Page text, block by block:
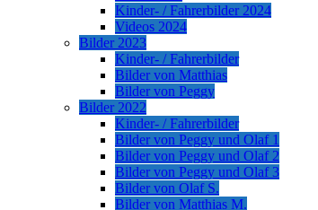
Kinder- / Fahrerbilder 2024
Videos 2024
Bilder 2023
Kinder- / Fahrerbilder
Bilder von Matthias
Bilder von Peggy
Bilder 2022
Kinder- / Fahrerbilder
Bilder von Peggy und Olaf 1
Bilder von Peggy und Olaf 2
Bilder von Peggy und Olaf 3
Bilder von Olaf S.
Bilder von Matthias M.